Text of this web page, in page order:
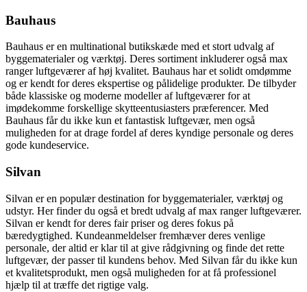
Bauhaus
Bauhaus er en multinational butikskæde med et stort udvalg af
byggematerialer og værktøj. Deres sortiment inkluderer også max
ranger luftgeværer af høj kvalitet. Bauhaus har et solidt omdømme
og er kendt for deres ekspertise og pålidelige produkter. De tilbyder
både klassiske og moderne modeller af luftgeværer for at
imødekomme forskellige skytteentusiasters præferencer. Med
Bauhaus får du ikke kun et fantastisk luftgevær, men også
muligheden for at drage fordel af deres kyndige personale og deres
gode kundeservice.
Silvan
Silvan er en populær destination for byggematerialer, værktøj og
udstyr. Her finder du også et bredt udvalg af max ranger luftgeværer.
Silvan er kendt for deres fair priser og deres fokus på
bæredygtighed. Kundeanmeldelser fremhæver deres venlige
personale, der altid er klar til at give rådgivning og finde det rette
luftgevær, der passer til kundens behov. Med Silvan får du ikke kun
et kvalitetsprodukt, men også muligheden for at få professionel
hjælp til at træffe det rigtige valg.